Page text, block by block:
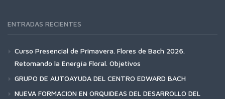
ENTRADAS RECIENTES
Curso Presencial de Primavera. Flores de Bach 2026.
Retomando la Energía Floral. Objetivos
GRUPO DE AUTOAYUDA DEL CENTRO EDWARD BACH
NUEVA FORMACION EN ORQUIDEAS DEL DESARROLLO DEL